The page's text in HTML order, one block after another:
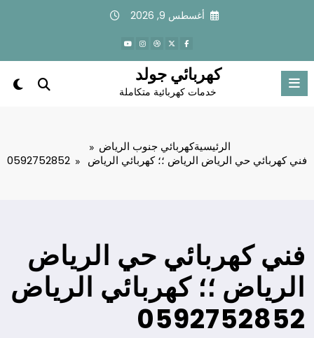
أغسطس 9, 2026
كهربائي جولد
خدمات كهربائية متكاملة
الرئيسيةكهربائي جنوب الرياض
فني كهربائي حي الرياض الرياض ؛؛ كهربائي الرياض 0592752852
فني كهربائي حي الرياض
الرياض ؛؛ كهربائي الرياض
0592752852